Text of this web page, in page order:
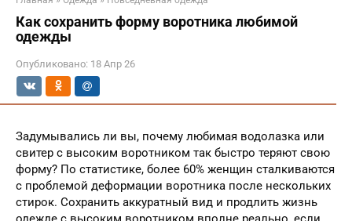
Как сохранить форму воротника любимой
одежды
Опубликовано: 18 Апр 26
Задумывались ли вы, почему любимая водолазка или
свитер с высоким воротником так быстро теряют свою
форму? По статистике, более 60% женщин сталкиваются
с проблемой деформации воротника после нескольких
стирок. Сохранить аккуратный вид и продлить жизнь